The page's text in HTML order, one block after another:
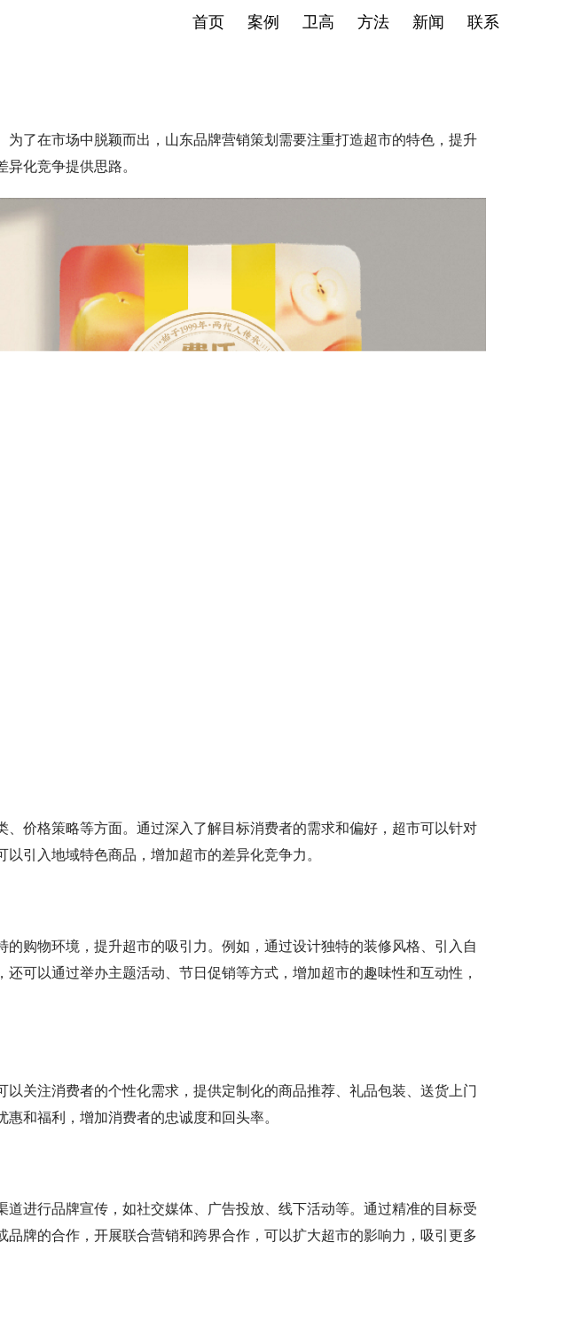
首页 案例 卫高 方法 新闻 联系
了在市场中脱颖而出，山东品牌营销策划需要注重打造超市的特色，提升
化竞争提供思路。
价格策略等方面。通过深入了解目标消费者的需求和偏好，超市可以针对
引入地域特色商品，增加超市的差异化竞争力。
购物环境，提升超市的吸引力。例如，通过设计独特的装修风格、引入自
可以通过举办主题活动、节日促销等方式，增加超市的趣味性和互动性，
关注消费者的个性化需求，提供定制化的商品推荐、礼品包装、送货上门
和福利，增加消费者的忠诚度和回头率。
进行品牌宣传，如社交媒体、广告投放、线下活动等。通过精准的目标受
牌的合作，开展联合营销和跨界合作，可以扩大超市的影响力，吸引更多